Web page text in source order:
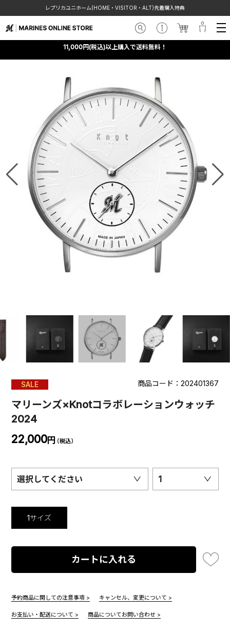
レプリカユニホーム(HOME・VISITOR・ALT)先着購入特典
11,000円(税込)以上購入で送料無料！
SALE 商品コード：202401367
マリーンズ×Knotコラボレーションウォッチ
2024
22,000円 （税込）
選択してください 1
1サイズ
カートに入れる
予約商品に関しての注意事項 > キャンセル、変更について >
お支払い・配送について > 商品についてお問い合わせ >